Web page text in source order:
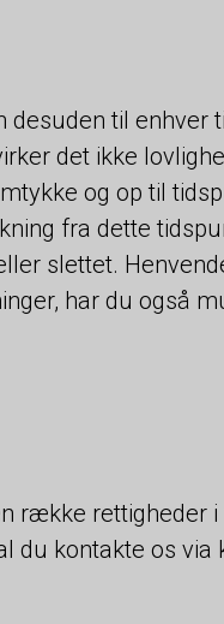
til enhver
det ikke
og op til
fra dette
slettet.
har du også
række rettigheder
du kontakte os via